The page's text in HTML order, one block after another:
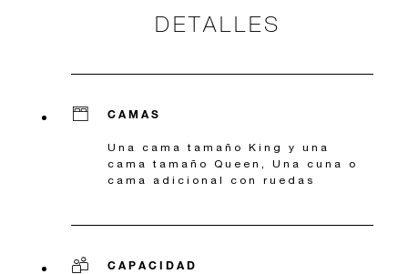
DETALLES
CAMAS
Una cama tamaño King y una
cama tamaño Queen, Una cuna o
cama adicional con ruedas
CAPACIDAD